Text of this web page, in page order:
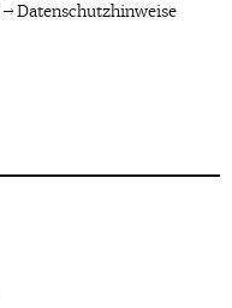
Datenschutzhinweise